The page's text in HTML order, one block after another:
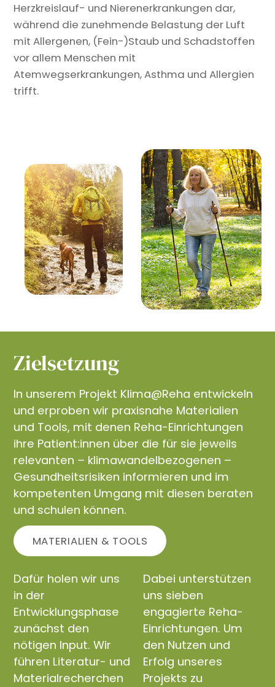
Herzkreislauf- und Nierenerkrankungen dar,
während die zunehmende Belastung der Luft
mit Allergenen, (Fein-)Staub und Schadstoffen
vor allem Menschen mit
Atemwegserkrankungen, Asthma und Allergien
trifft.
Zielsetzung
In unserem Projekt Klima@Reha entwickeln
und erproben wir praxisnahe Materialien
und Tools, mit denen Reha-Einrichtungen
ihre Patient:innen über die für sie jeweils
relevanten – klimawandelbezogenen –
Gesundheitsrisiken informieren und im
kompetenten Umgang mit diesen beraten
und schulen können.
MATERIALIEN & TOOLS
Dafür holen wir uns
in der
Entwicklungsphase
zunächst den
nötigen Input. Wir
führen Literatur- und
Materialrecherchen
Dabei unterstützen
uns sieben
engagierte Reha-
Einrichtungen. Um
den Nutzen und
Erfolg unseres
Projekts zu